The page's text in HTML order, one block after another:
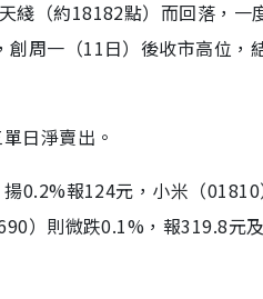
綫（約18182點）而回落，一
周一（11日）後收市高位，
日淨賣出。
0.2%報124元，小米（
）則微跌0.1%，報319.8元